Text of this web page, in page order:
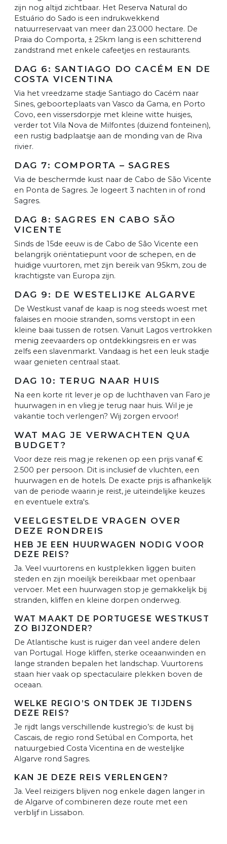
zijn nog altijd zichtbaar. Het Reserva Natural do
Estuário do Sado is een indrukwekkend
natuurreservaat van meer dan 23.000 hectare. De
Praia do Comporta, ± 25km lang is een schitterend
zandstrand met enkele cafeetjes en restaurants.
DAG 6: SANTIAGO DO CACÉM EN DE
COSTA VICENTINA
Via het vreedzame stadje Santiago do Cacém naar
Sines, geboorteplaats van Vasco da Gama, en Porto
Covo, een vissersdorpje met kleine witte huisjes,
verder tot Vila Nova de Milfontes (duizend fonteinen),
een rustig badplaatsje aan de monding van de Riva
rivier.
DAG 7: COMPORTA – SAGRES
Via de beschermde kust naar de Cabo de São Vicente
en Ponta de Sagres. Je logeert 3 nachten in of rond
Sagres.
DAG 8: SAGRES EN CABO SÃO
VICENTE
Sinds de 15de eeuw is de Cabo de São Vicente een
belangrijk oriëntatiepunt voor de schepen, en de
huidige vuurtoren, met zijn bereik van 95km, zou de
krachtigste van Europa zijn.
DAG 9: DE WESTELIJKE ALGARVE
De Westkust vanaf de kaap is nog steeds woest met
falaises en mooie stranden, soms verstopt in een
kleine baai tussen de rotsen. Vanuit Lagos vertrokken
menig zeevaarders op ontdekkingsreis en er was
zelfs een slavenmarkt. Vandaag is het een leuk stadje
waar genieten centraal staat.
DAG 10: TERUG NAAR HUIS
Na een korte rit lever je op de luchthaven van Faro je
huurwagen in en vlieg je terug naar huis. Wil je je
vakantie toch verlengen? Wij zorgen ervoor!
WAT MAG JE VERWACHTEN QUA
BUDGET?
Voor deze reis mag je rekenen op een prijs vanaf €
2.500 per persoon. Dit is inclusief de vluchten, een
huurwagen en de hotels. De exacte prijs is afhankelijk
van de periode waarin je reist, je uiteindelijke keuzes
en eventuele extra's.
VEELGESTELDE VRAGEN OVER
DEZE RONDREIS
HEB JE EEN HUURWAGEN NODIG VOOR
DEZE REIS?
Ja. Veel vuurtorens en kustplekken liggen buiten
steden en zijn moeilijk bereikbaar met openbaar
vervoer. Met een huurwagen stop je gemakkelijk bij
stranden, kliffen en kleine dorpen onderweg.
WAT MAAKT DE PORTUGESE WESTKUST
ZO BIJZONDER?
De Atlantische kust is ruiger dan veel andere delen
van Portugal. Hoge kliffen, sterke oceaanwinden en
lange stranden bepalen het landschap. Vuurtorens
staan hier vaak op spectaculaire plekken boven de
oceaan.
WELKE REGIO’S ONTDEK JE TIJDENS
DEZE REIS?
Je rijdt langs verschillende kustregio’s: de kust bij
Cascais, de regio rond Setúbal en Comporta, het
natuurgebied Costa Vicentina en de westelijke
Algarve rond Sagres.
KAN JE DEZE REIS VERLENGEN?
Ja. Veel reizigers blijven nog enkele dagen langer in
de Algarve of combineren deze route met een
verblijf in Lissabon.